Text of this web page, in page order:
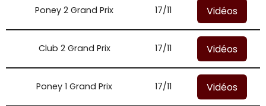
Poney 2 Grand Prix 17/11 Vidéos
Club 2 Grand Prix 17/11 Vidéos
Poney 1 Grand Prix 17/11 Vidéos